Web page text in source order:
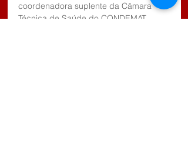
coordenadora suplente da Câmara
Técnica de Saúde do CONDEMAT,